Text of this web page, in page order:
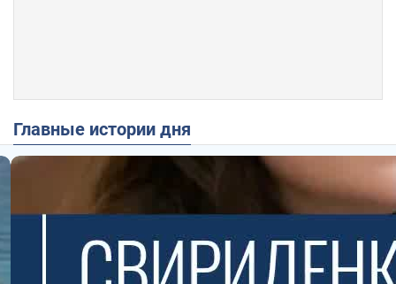
Главные истории дня